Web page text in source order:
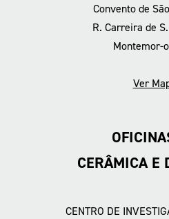
Convento de
R. Carreira de
Montemor-
Ver
CERÂMICA E
CENTRO DE